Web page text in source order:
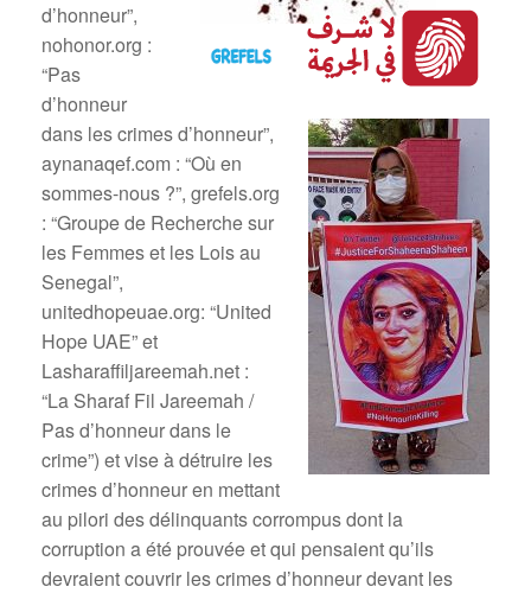
d’honneur”,
nohonor.org :
“Pas
d’honneur
dans les crimes d’honneur”,
aynanaqef.com : “Où en
sommes-nous ?”, grefels.org
: “Groupe de Recherche sur
les Femmes et les Lois au
Senegal”,
unitedhopeuae.org: “United
Hope UAE” et
Lasharaffiljareemah.net :
“La Sharaf Fil Jareemah /
Pas d’honneur dans le
crime”) et vise à détruire les
crimes d’honneur en mettant
au pilori des délinquants corrompus dont la
corruption a été prouvée et qui pensaient qu’ils
devraient couvrir les crimes d’honneur devant les